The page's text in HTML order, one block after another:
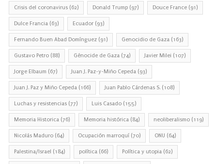
Crisis del coronavirus (62) Donald Trump (97) Douce France (91)
Dulce Francia (63) Ecuador (93)
Fernando Buen Abad Domínguez (91) Genocidio de Gaza (163)
Gustavo Petro (88) Génocide de Gaza (74) Javier Milei (107)
Jorge Elbaum (67) Juan J. Paz-y-Miño Cepeda (93)
Juan J. Paz y Miño Cepeda (166) Juan Pablo Cárdenas S. (108)
Luchas y resistencias (77) Luis Casado (155)
Memoria Historica (76) Memoria histórica (84) neoliberalismo (119)
Nicolás Maduro (64) Ocupación marroquí (70) ONU (64)
Palestina/Israel (184) política (66) Política y utopia (62)